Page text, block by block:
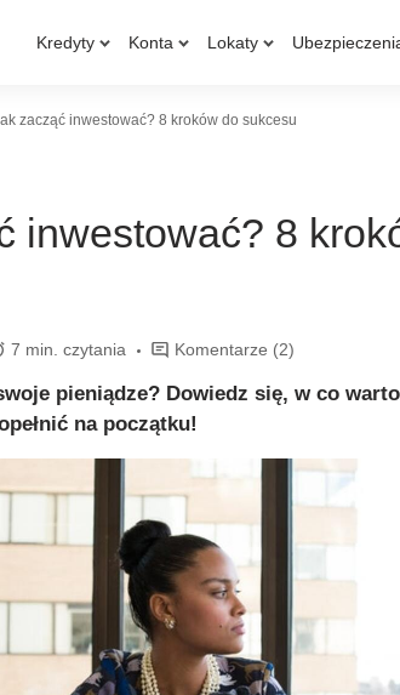
Kredyty Konta Lokaty
zacząć inwestować? 8 kroków do sukcesu
inwestować? 8
7 min. czytania Komentarze (2)
pieniądze? Dowiedz się, w co
na początku!